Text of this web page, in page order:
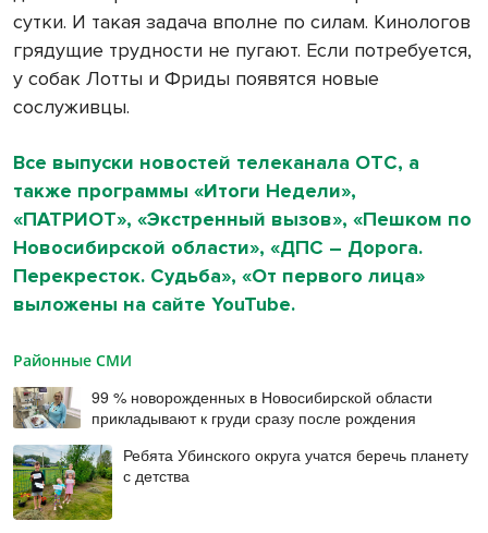
сутки. И такая задача вполне по силам. Кинологов
грядущие трудности не пугают. Если потребуется,
у собак Лотты и Фриды появятся новые
сослуживцы.
Все выпуски новостей телеканала ОТС, а
также программы «Итоги Недели»,
«ПАТРИОТ», «Экстренный вызов», «Пешком по
Новосибирской области», «ДПС – Дорога.
Перекресток. Судьба», «От первого лица»
выложены на сайте YouTube.
Районные СМИ
99 % новорожденных в Новосибирской области
прикладывают к груди сразу после рождения
Ребята Убинского округа учатся беречь планету
с детства